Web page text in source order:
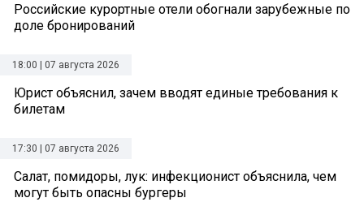
Российские курортные отели обогнали зарубежные по
доле бронирований
18:00 | 07 августа 2026
Юрист объяснил, зачем вводят единые требования к
билетам
17:30 | 07 августа 2026
Салат, помидоры, лук: инфекционист объяснила, чем
могут быть опасны бургеры